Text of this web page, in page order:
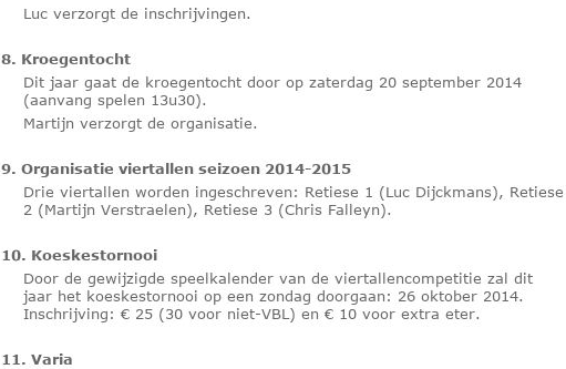
Luc verzorgt de inschrijvingen.
8. Kroegentocht
Dit jaar gaat de kroegentocht door op zaterdag 20 september 2014
(aanvang spelen 13u30).
Martijn verzorgt de organisatie.
9. Organisatie viertallen seizoen 2014-2015
Drie viertallen worden ingeschreven: Retiese 1 (Luc Dijckmans), Retiese
2 (Martijn Verstraelen), Retiese 3 (Chris Falleyn).
10. Koeskestornooi
Door de gewijzigde speelkalender van de viertallencompetitie zal dit
jaar het koeskestornooi op een zondag doorgaan: 26 oktober 2014.
Inschrijving: € 25 (30 voor niet-VBL) en € 10 voor extra eter.
11. Varia